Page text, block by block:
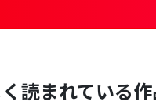
読まれている